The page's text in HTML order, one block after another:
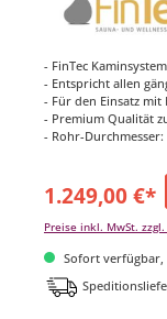
- FinTec
- Entspricht allen
- Für den Einsatz
- Premium Qualität
- Rohr-Durchmesser:
1.249,00 €*
Preise inkl. MwSt.
Sofort verfügbar,